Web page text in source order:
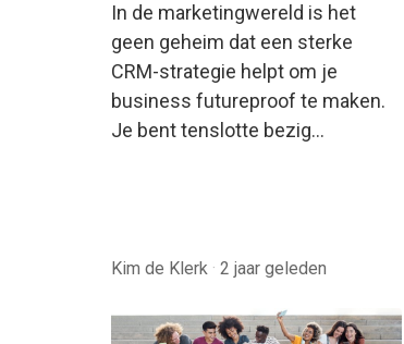
In de marketingwereld is het
geen geheim dat een sterke
CRM-strategie helpt om je
business futureproof te maken.
Je bent tenslotte bezig…
Kim de Klerk · 2 jaar geleden